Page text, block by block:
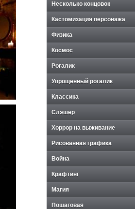
Несколько концовок
Кастомизация персонажа
Физика
Космос
Рогалик
Упрощённый рогалик
Классика
Слэшер
Хоррор на выживание
Рисованная графика
Война
Крафтинг
Магия
Пошаговая